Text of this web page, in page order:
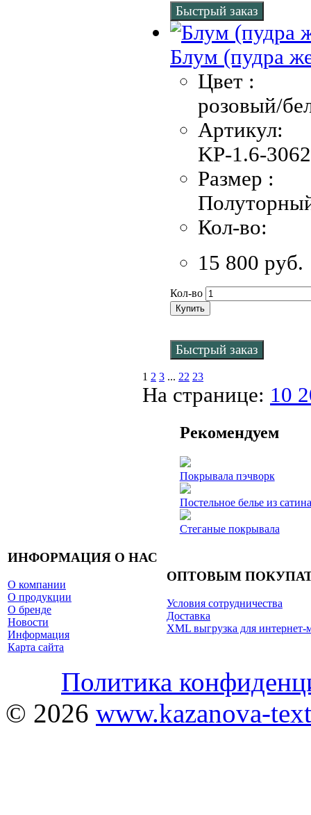
Быстрый заказ
Блум (пудра
Цвет :
розовый/
Артикул:
KP-1.6-
Размер :
Кол-во:
15 800 руб.
Кол-во
Купить
Быстрый заказ
1 2 3 ... 22 23
На странице: 10
Рекомендуем
Покрывала пэчворк
Постельное белье из сатина
Стеганые покрывала
ИНФОРМАЦИЯ О НАС
О компании
О продукции
О бренде
Новости
Информация
Карта сайта
ОПТОВЫМ
Условия сотрудничества
Доставка
XML выгрузка для интернет-
Политика
© 2026 www.kazanova-